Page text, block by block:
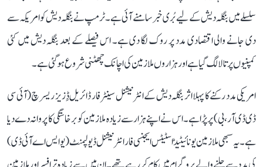
سلسلے میں بنگلہ دیش کے لیے بُری خبر سامنے آئی ہے۔ ٹرمپ نے بنگلہ دیش کو امریکہ سے
دی جانے والی اقتصادی مدد پر روک لگا دی ہے۔ اس فیصلے کے بعد بنگلہ دیش میں کئی
کمپنیوں پر تالا لگ گیا ہے اور ہزاروں ملازمین کی اچانک چھٹنی شروع ہو گئی ہے۔
امریکی مدد رکنے کا پہلا اثر بنگلہ دیش کے انٹرنیشنل سینٹر فار ڈائریل ڈِزیز ریسرچ (آئی سی
ڈی ڈی آر،بی) پر پڑا ہے۔ اس نے اپنے ہزار سے زیادہ ملازمین کو برخاستگی کا پروانہ دے دیا
ہے۔ یہ سبھی ملازمین یونائیٹیڈ اسٹیٹس ایجنسی فار انٹرنیشنل ڈیولپمنٹ (یو ایس اے آئی ڈی)